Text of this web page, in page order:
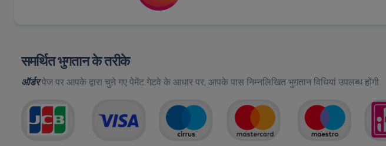
समर्थित भुगतान के तरीके
ऑर्डरपेज पर आपके द्वारा चुने गए पेमेंट गेटवे के आधार पर, आपके पास निम्नलिखित भुगतान विधियां उपलब्ध होंगी: